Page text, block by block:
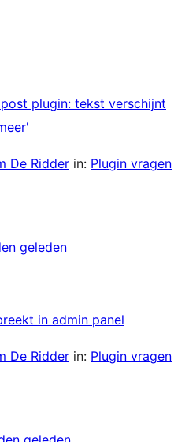
plugin: tekst verschijnt
De Ridder in: Plugin vragen
geleden
in admin panel
De Ridder in: Plugin vragen